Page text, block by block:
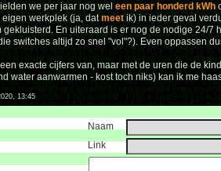
we per jaar nog weleen paar honderd kWh
werkplek (ja, datmeetik) in ieder geval
gekluisterd. En uiteraard is er nog de nodige 24/
switches altijd zo snel "vol"?). Even oppassen
exacte cijfers van, maar met de uren die de
water aanwarmen - kost toch niks) kan ik me
13:45
Naam
Link